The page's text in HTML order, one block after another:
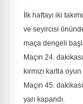
İlk haftayı iki
ve seyircisi
maça dengeli
Maçın 24.
kırmızı kartla
Maçın 45.
yarı kapandı.